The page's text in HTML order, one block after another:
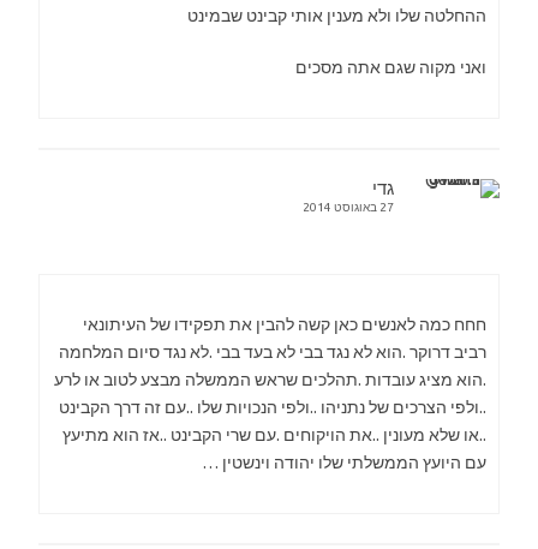
ההחלטה שלו ולא מענין אותי קבינט שבמינט
ואני מקוה שגם אתה מסכים
גדי
27 באוגוסט 2014
חחח כמה לאנשים כאן קשה להבין את תפקידו של העיתונאי
רביב דרוקר .הוא לא נגד בבי לא בעד בבי .לא נגד סיום המלחמה
.הוא מציג עובדות .תהלכים שראש הממשלה מבצע לטוב או לרע
..ולפי הצרכים של נתניהו ..ולפי הנכויות שלו ..עם זה דרך הקבינט
..או שלא מעונין ..את הויקוחים .עם שרי הקבינט ..אז הוא מתיעץ
עם היועץ הממשלתי שלו יהודה וינשטין …